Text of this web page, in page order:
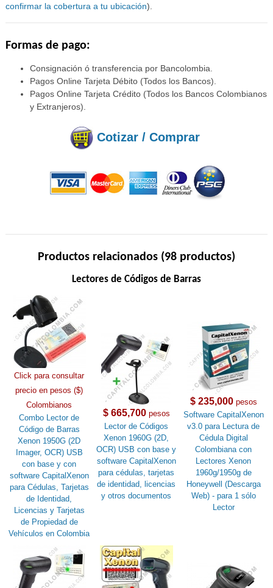
confirmar la cobertura a tu ubicación).
Formas de pago:
Consignación ó transferencia por Bancolombia.
Pagos Online Tarjeta Débito (Todos los Bancos).
Pagos Online Tarjeta Crédito (Todos los Bancos Colombianos
y Extranjeros).
Cotizar / Comprar
Productos relacionados (98 productos)
Lectores de Códigos de Barras
Click para consultar
precio en pesos ($)
Colombianos
Combo Lector de
Código de Barras
Xenon 1950G (2D
Imager, OCR) USB
con base y con
software CapitalXenon
para Cédulas, Tarjetas
de Identidad,
Licencias y Tarjetas
de Propiedad de
Vehículos en Colombia
$ 665,700pesos
Lector de Códigos
Xenon 1960G (2D,
OCR) USB con base y
software CapitalXenon
para cédulas, tarjetas
de identidad, licencias
y otros documentos
$ 235,000pesos
Software CapitalXenon
v3.0 para Lectura de
Cédula Digital
Colombiana con
Lectores Xenon
1960g/1950g de
Honeywell (Descarga
Web) - para 1 sólo
Lector